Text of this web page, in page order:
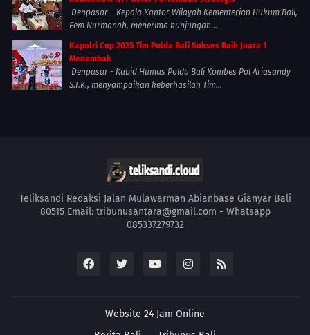
Denpasar – Kepala Kantor Wilayah Kementerian Hukum Bali,
Eem Nurmanah, menerima kunjungan...
Kapolri Cup 2025 Tim Polda Bali Sukses Raih Juara 1
Menembak
Denpasar - Kabid Humas Polda Bali Kombes Pol Ariasandy
S.I.K., menyampaikan keberhasilan Tim...
Teliksandi Redaksi Jalan Mulawarman Abianbase Gianyar Bali
80515 Email: tribunusantara@gmail.com - Whatsapp
085337279732
Website 24 Jam Online